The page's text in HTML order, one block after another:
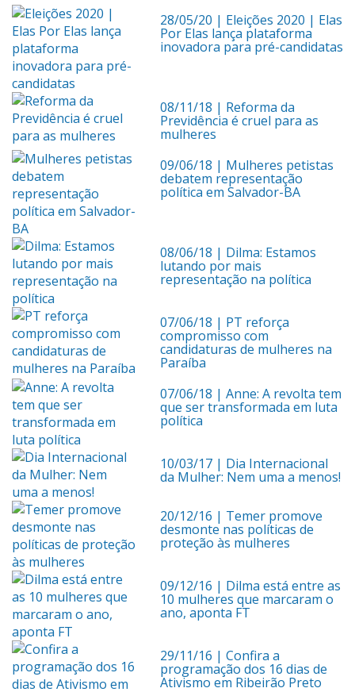
28/05/20 | Eleições 2020 | Elas
Por Elas lança plataforma
inovadora para pré-candidatas
08/11/18 | Reforma da
Previdência é cruel para as
mulheres
09/06/18 | Mulheres petistas
debatem representação
política em Salvador-BA
08/06/18 | Dilma: Estamos
lutando por mais
representação na política
07/06/18 | PT reforça
compromisso com
candidaturas de mulheres na
Paraíba
07/06/18 | Anne: A revolta tem
que ser transformada em luta
política
10/03/17 | Dia Internacional
da Mulher: Nem uma a menos!
20/12/16 | Temer promove
desmonte nas políticas de
proteção às mulheres
09/12/16 | Dilma está entre as
10 mulheres que marcaram o
ano, aponta FT
29/11/16 | Confira a
programação dos 16 dias de
Ativismo em Ribeirão Preto